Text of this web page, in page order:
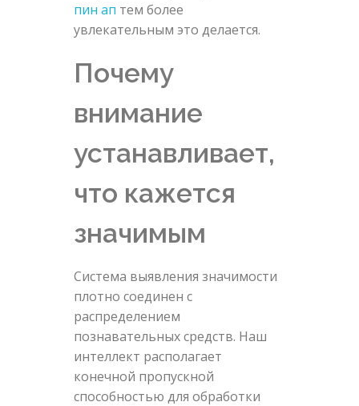
пин ап тем более
увлекательным это делается.
Почему
внимание
устанавливает,
что кажется
значимым
Система выявления значимости
плотно соединен с
распределением
познавательных средств. Наш
интеллект располагает
конечной пропускной
способностью для обработки